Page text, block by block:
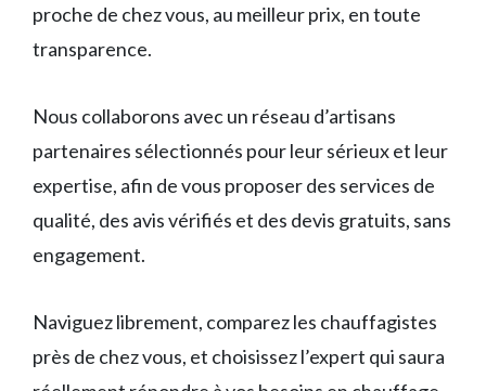
proche de chez vous, au meilleur prix, en toute
transparence.
Nous collaborons avec un réseau d’artisans
partenaires sélectionnés pour leur sérieux et leur
expertise, afin de vous proposer des services de
qualité, des avis vérifiés et des devis gratuits, sans
engagement.
Naviguez librement, comparez les chauffagistes
près de chez vous, et choisissez l’expert qui saura